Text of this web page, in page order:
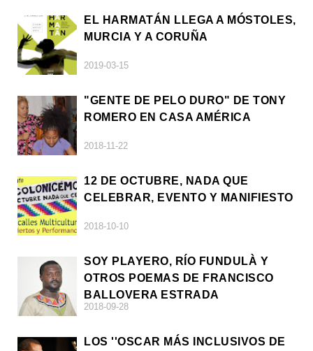
EL HARMATÁN LLEGA A MÓSTOLES,
MURCIA Y A CORUÑA
2019-03-15
"GENTE DE PELO DURO" DE TONY
ROMERO EN CASA AMÉRICA
2018-11-22
12 DE OCTUBRE, NADA QUE
CELEBRAR, EVENTO Y MANIFIESTO
2018-10-10
SOY PLAYERO, RÍO FUNDULÀ Y
OTROS POEMAS DE FRANCISCO
BALLOVERA ESTRADA
2018-09-28
LOS ''OSCAR MÁS INCLUSIVOS DE